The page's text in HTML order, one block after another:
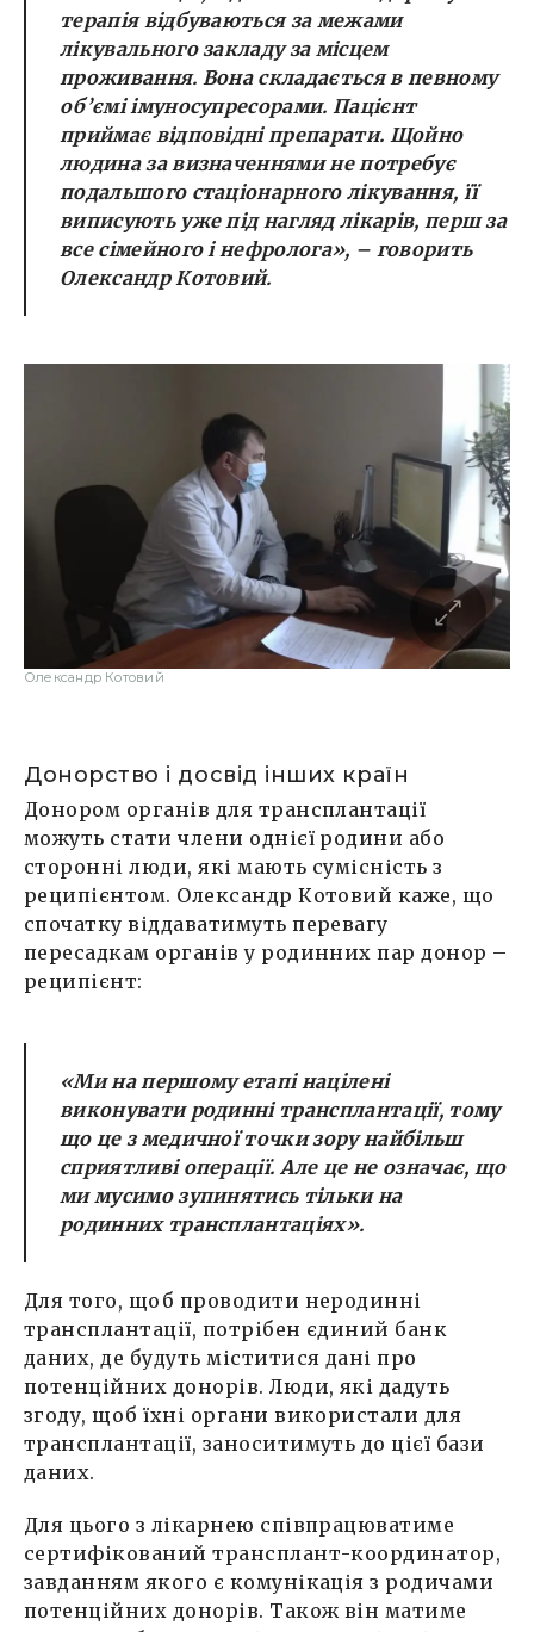
терапія відбуваються за межами
лікувального закладу за місцем
проживання. Вона складається в певному
об’ємі імуносупресорами. Пацієнт
приймає відповідні препарати. Щойно
людина за визначеннями не потребує
подальшого стаціонарного лікування, її
виписують уже під нагляд лікарів, перш за
все сімейного і нефролога», – говорить
Олександр Котовий.
Олександр Котовий
Донорство і досвід інших країн
Донором органів для трансплантації
можуть стати члени однієї родини або
сторонні люди, які мають сумісність з
реципієнтом. Олександр Котовий каже, що
спочатку віддаватимуть перевагу
пересадкам органів у родинних пар донор –
реципієнт:
«Ми на першому етапі націлені
виконувати родинні трансплантації, тому
що це з медичної точки зору найбільш
сприятливі операції. Але це не означає, що
ми мусимо зупинятись тільки на
родинних трансплантаціях».
Для того, щоб проводити неродинні
трансплантації, потрібен єдиний банк
даних, де будуть міститися дані про
потенційних донорів. Люди, які дадуть
згоду, щоб їхні органи використали для
трансплантації, заноситимуть до цієї бази
даних.
Для цього з лікарнею співпрацюватиме
сертифікований трансплант-координатор,
завданням якого є комунікація з родичами
потенційних донорів. Також він матиме